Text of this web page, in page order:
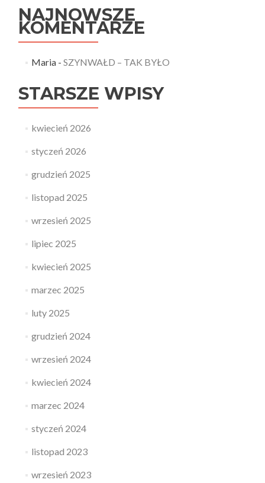
NAJNOWSZE
KOMENTARZE
Maria- SZYNWAŁD – TAK BYŁO
STARSZE WPISY
kwiecień 2026
styczeń 2026
grudzień 2025
listopad 2025
wrzesień 2025
lipiec 2025
kwiecień 2025
marzec 2025
luty 2025
grudzień 2024
wrzesień 2024
kwiecień 2024
marzec 2024
styczeń 2024
listopad 2023
wrzesień 2023